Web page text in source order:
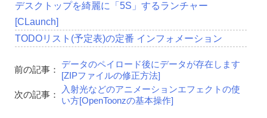
デスクトップを綺麗に「5S」するランチャー
[CLaunch]
TODOリスト(予定表)の定番 インフォメーション
前の記事：
データのペイロード後にデータが存在します
[ZIPファイルの修正方法]
次の記事：
入射光などのアニメーションエフェクトの使
い方[OpenToonzの基本操作]